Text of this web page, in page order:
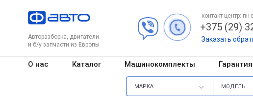
Авторазборка, двигатели
и б/у запчасти из Европы
контакт-центр:
+375 (29)
Заказать
О нас Каталог Машинокомплекты Гарантия
МАРКА МОДЕЛЬ